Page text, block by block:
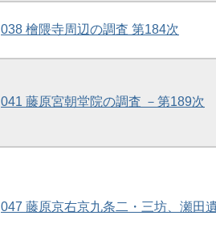
038 檜隈寺周辺の調査 第184次
041 藤原宮朝堂院の調査 －第189次
047 藤原京右京九条二・三坊、瀬田